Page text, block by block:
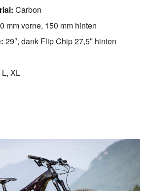
Carbon
mm vorne, 150 mm hinten
29″, dank Flip Chip 27,5″ hinten
L, XL